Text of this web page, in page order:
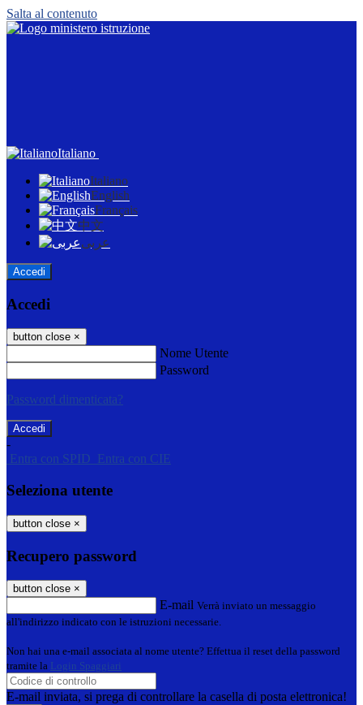
Salta al contenuto
Italiano
Italiano
English
Français
中文
عربى
Accedi
Accedi
button close ×
Nome Utente
Password
Password dimenticata?
-
Entra con SPID
Entra con CIE
Seleziona utente
button close ×
Recupero password
button close ×
E-mail Verrà inviato un messaggio
all'indirizzo indicato con le istruzioni necessarie.
Non hai una e-mail associata al nome utente? Effettua il reset della password
tramite la Login Spaggiari
E-mail inviata, si prega di controllare la casella di posta elettronica!